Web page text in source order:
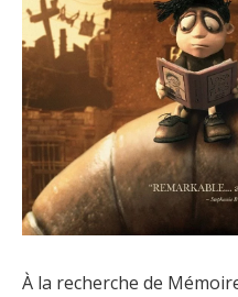
À la recherche de